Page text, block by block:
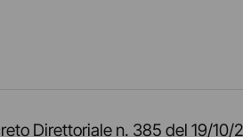
Direttoriale n. 385 del 19/